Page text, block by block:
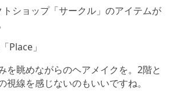
ショップ「サークル」のアイテムが
を眺めながらのヘアメイクを。2階と
視線を感じないのもいいですね。